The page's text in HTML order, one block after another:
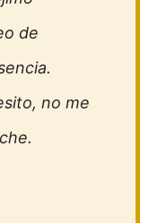
de
no me